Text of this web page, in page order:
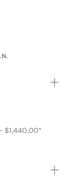
$1,440.00*